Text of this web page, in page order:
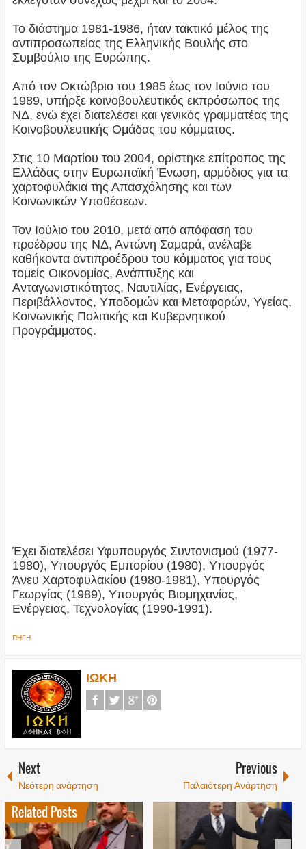
Το διάστημα 1981-1986, ήταν τακτικό μέλος της
αντιπροσωπείας της Ελληνικής Βουλής στο
Συμβούλιο της Ευρώπης.
Από τον Οκτώβριο του 1985 έως τον Ιούνιο του
1989, υπήρξε κοινοβουλευτικός εκπρόσωπος της
ΝΔ, ενώ έχει διατελέσει και γενικός γραμματέας της
Κοινοβουλευτικής Ομάδας του κόμματος.
Στις 10 Μαρτίου του 2004, ορίστηκε επίτροπος της
Ελλάδας στην Ευρωπαϊκή Ένωση, αρμόδιος για τα
χαρτοφυλάκια της Απασχόλησης και των
Κοινωνικών Υποθέσεων.
Τον Ιούλιο του 2010, μετά από απόφαση του
προέδρου της ΝΔ, Αντώνη Σαμαρά, ανέλαβε
καθήκοντα αντιπροέδρου του κόμματος για τους
τομείς Οικονομίας, Ανάπτυξης και
Ανταγωνιστικότητας, Ναυτιλίας, Ενέργειας,
Περιβάλλοντος, Υποδομών και Μεταφορών, Υγείας,
Κοινωνικής Πολιτικής και Κυβερνητικού
Προγράμματος.
Έχει διατελέσει Υφυπουργός Συντονισμού (1977-
1980), Υπουργός Εμπορίου (1980), Υπουργός
Άνευ Χαρτοφυλακίου (1980-1981), Υπουργός
Γεωργίας (1989), Υπουργός Βιομηχανίας,
Ενέργειας, Τεχνολογίας (1990-1991).
ΠΗΓΗ
ΙΩΚΗ
Next
Νεότερη ανάρτηση
Previous
Παλαιότερη Ανάρτηση
Related Posts